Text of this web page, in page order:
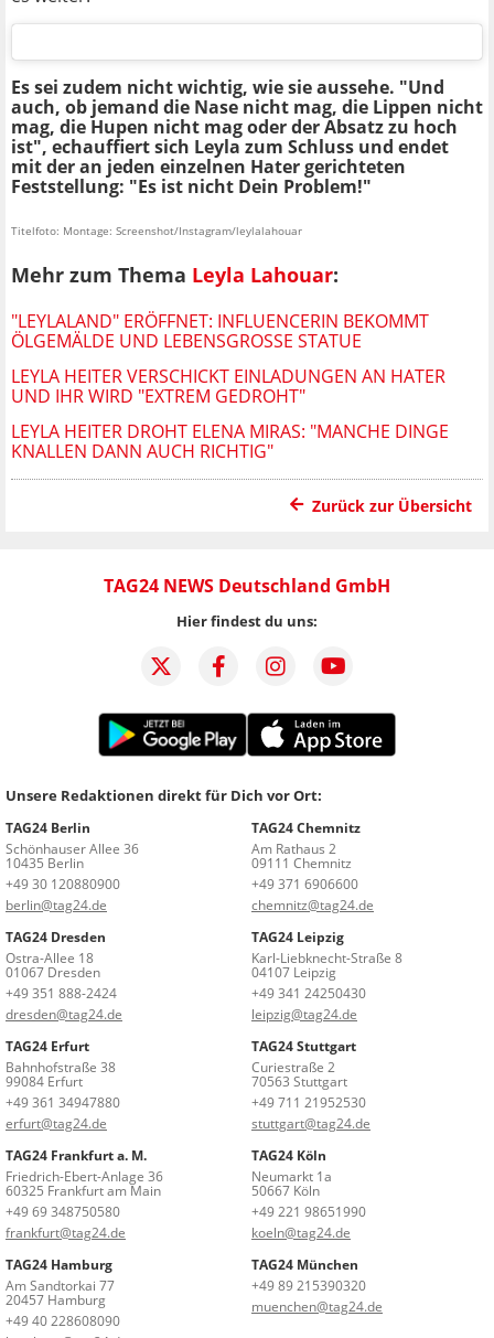
Es sei zudem nicht wichtig, wie sie aussehe. "Und
auch, ob jemand die Nase nicht mag, die Lippen nicht
mag, die Hupen nicht mag oder der Absatz zu hoch
ist", echauffiert sich Leyla zum Schluss und endet
mit der an jeden einzelnen Hater gerichteten
Feststellung: "Es ist nicht Dein Problem!"
Titelfoto: Montage: Screenshot/Instagram/leylalahouar
Mehr zum Thema Leyla Lahouar:
"LEYLALAND" ERÖFFNET: INFLUENCERIN BEKOMMT
ÖLGEMÄLDE UND LEBENSGROSSE STATUE
LEYLA HEITER VERSCHICKT EINLADUNGEN AN HATER
UND IHR WIRD "EXTREM GEDROHT"
LEYLA HEITER DROHT ELENA MIRAS: "MANCHE DINGE
KNALLEN DANN AUCH RICHTIG"
Zurück zur Übersicht
TAG24 NEWS Deutschland GmbH
Hier findest du uns:
Unsere Redaktionen direkt für Dich vor Ort:
TAG24 Berlin
Schönhauser Allee 36
10435 Berlin
+49 30 120880900
berlin@tag24.de
TAG24 Chemnitz
Am Rathaus 2
09111 Chemnitz
+49 371 6906600
chemnitz@tag24.de
TAG24 Dresden
Ostra-Allee 18
01067 Dresden
+49 351 888-2424
dresden@tag24.de
TAG24 Leipzig
Karl-Liebknecht-Straße 8
04107 Leipzig
+49 341 24250430
leipzig@tag24.de
TAG24 Erfurt
Bahnhofstraße 38
99084 Erfurt
+49 361 34947880
erfurt@tag24.de
TAG24 Stuttgart
Curiestraße 2
70563 Stuttgart
+49 711 21952530
stuttgart@tag24.de
TAG24 Frankfurt a. M.
Friedrich-Ebert-Anlage 36
60325 Frankfurt am Main
+49 69 348750580
frankfurt@tag24.de
TAG24 Köln
Neumarkt 1a
50667 Köln
+49 221 98651990
koeln@tag24.de
TAG24 Hamburg
Am Sandtorkai 77
20457 Hamburg
+49 40 228608090
TAG24 München
+49 89 215390320
muenchen@tag24.de